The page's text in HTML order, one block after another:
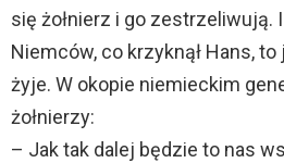
się żołnierz i go zestrzeliwują.
Niemców, co krzyknął Hans,
żyje. W okopie niemieckim
żołnierzy:
– Jak tak dalej będzie to nas